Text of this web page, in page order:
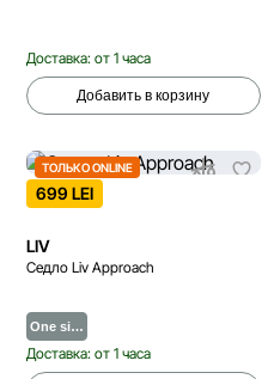
Доставка: от 1 часа
Добавить в корзину
ТОЛЬКО ONLINE
699 LEI
LIV
Седло Liv Approach
One si…
Доставка: от 1 часа